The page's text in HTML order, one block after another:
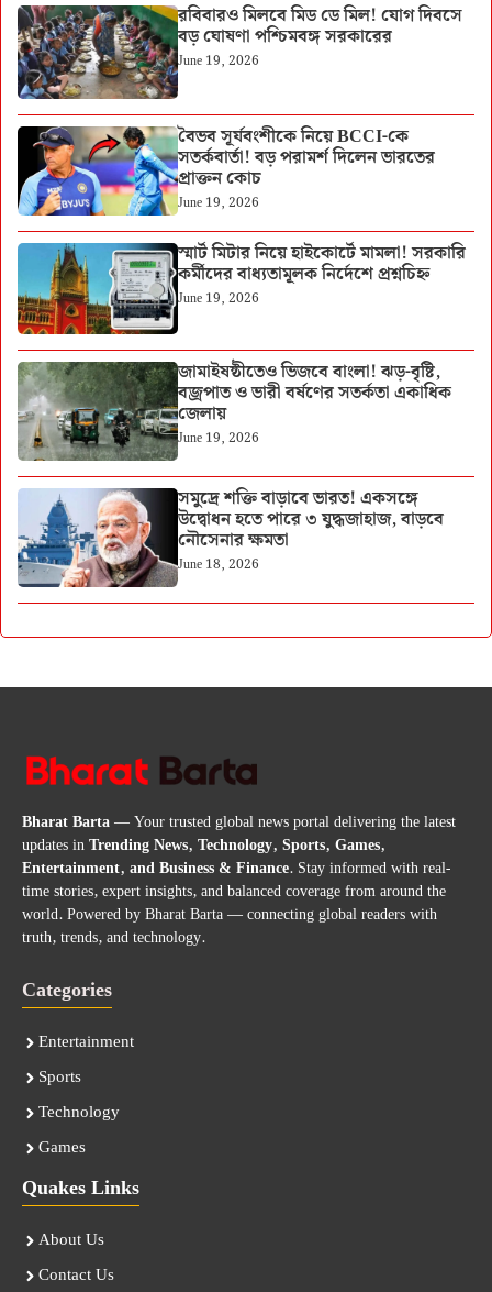
রবিবারও মিলবে মিড ডে মিল! যোগ দিবসে
বড় ঘোষণা পশ্চিমবঙ্গ সরকারের
June 19, 2026
বৈভব সূর্যবংশীকে নিয়ে BCCI-কে
সতর্কবার্তা! বড় পরামর্শ দিলেন ভারতের
প্রাক্তন কোচ
June 19, 2026
স্মার্ট মিটার নিয়ে হাইকোর্টে মামলা! সরকারি
কর্মীদের বাধ্যতামূলক নির্দেশে প্রশ্নচিহ্ন
June 19, 2026
জামাইষষ্ঠীতেও ভিজবে বাংলা! ঝড়-বৃষ্টি,
বজ্রপাত ও ভারী বর্ষণের সতর্কতা একাধিক
জেলায়
June 19, 2026
সমুদ্রে শক্তি বাড়াবে ভারত! একসঙ্গে
উদ্বোধন হতে পারে ৩ যুদ্ধজাহাজ, বাড়বে
নৌসেনার ক্ষমতা
June 18, 2026
Bharat Barta— Your trusted global news portal delivering the latest
updates inTrending News, Technology, Sports, Games,
Entertainment, and Business & Finance. Stay informed with real-
time stories, expert insights, and balanced coverage from around the
world. Powered by Bharat Barta — connecting global readers with
truth, trends, and technology.
Categories
Entertainment
Sports
Technology
Games
Quakes Links
About Us
Contact Us